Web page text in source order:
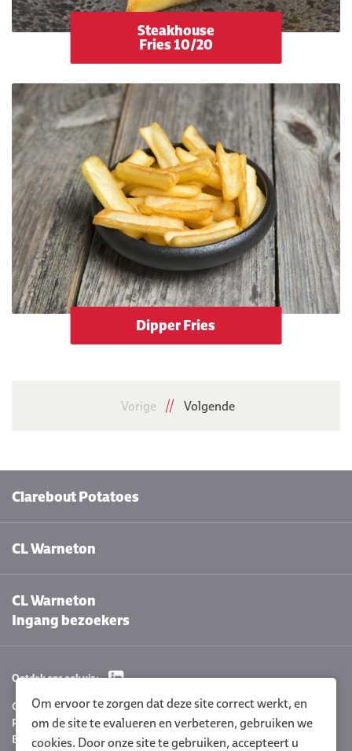
Steakhouse
Fries 10/20
Dipper Fries
Vorige Volgende
Clarebout Potatoes
CL Warneton
CL Warneton
Ingang bezoekers
Ontdek ons ook via:
Cookie instellingen
Privacyverklaring
Beleidsverklaring
Om ervoor te zorgen dat deze site correct werkt, en
om de site te evalueren en verbeteren, gebruiken we
cookies. Door onze site te gebruiken, accepteert u